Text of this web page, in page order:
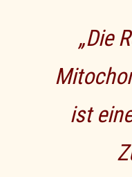
„Die
ist